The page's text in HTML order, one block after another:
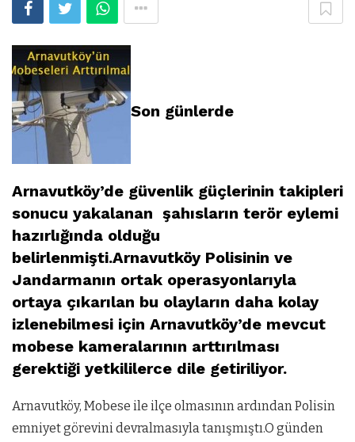
Son günlerde
Arnavutköy’de güvenlik güçlerinin takipleri
sonucu yakalanan şahısların terör eylemi
hazırlığında olduğu
belirlenmişti.Arnavutköy Polisinin ve
Jandarmanın ortak operasyonlarıyla
ortaya çıkarılan bu olayların daha kolay
izlenebilmesi için Arnavutköy’de mevcut
mobese kameralarının arttırılması
gerektiği yetkililerce dile getiriliyor.
Arnavutköy, Mobese ile ilçe olmasının ardından Polisin
emniyet görevini devralmasıyla tanışmıştı.O günden